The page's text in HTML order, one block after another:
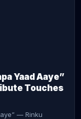
Yaad Aaye”
Touches
— Rinku